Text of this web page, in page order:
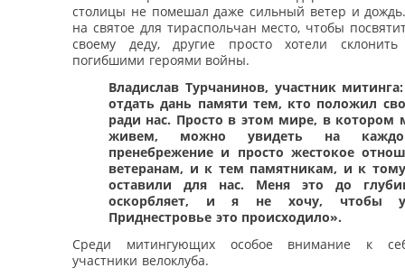
столицы не помешал даже сильный ветер и
на святое для тираспольчан место, чтобы
своему деду, другие просто хотели
погибшими героями войны.
Владислав Турчанинов, участник
отдать дань памяти тем, кто положил
ради нас. Просто в этом мире, в котором
живем, можно увидеть на
пренебрежение и просто жестокое
ветеранам, и к тем памятникам, и к
оставили для нас. Меня это до
оскорбляет, и я не хочу, чтобы
Приднестровье это происходило».
Среди митингующих особое внимание к
участники велоклуба.